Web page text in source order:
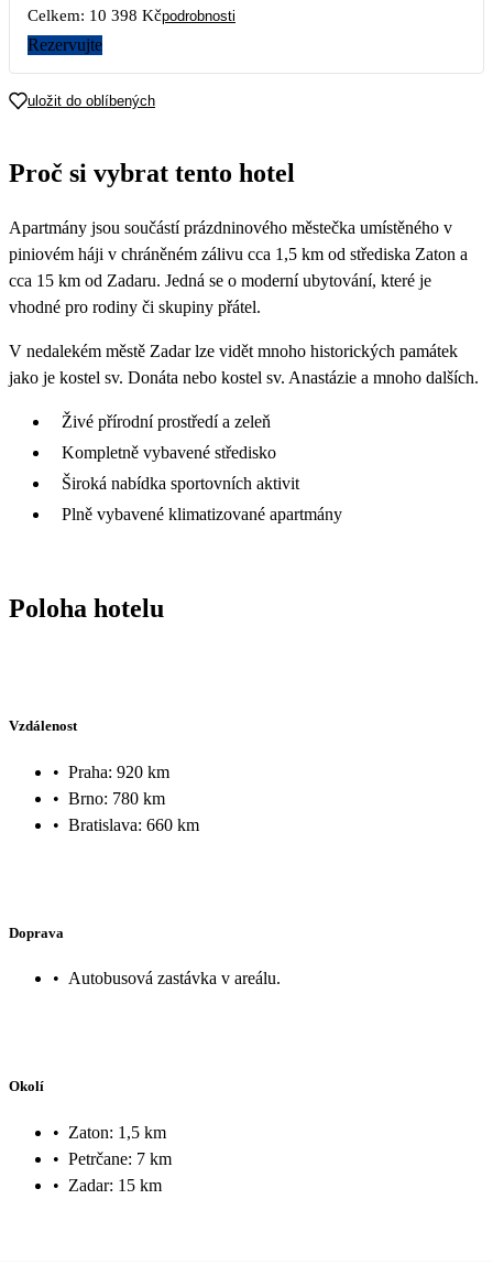
5 199 5 199 5 199
12
5 399 5 399 5 199 5 199
19 20
26 27 28 29
Celkem: 10 398 Kčpodrobnosti
Rezervujte
uložit do oblíbených
Proč si vybrat tento hotel
Apartmány jsou součástí prázdninového městečka umístěného v
piniovém háji v chráněném zálivu cca 1,5 km od střediska Zaton a
cca 15 km od Zadaru. Jedná se o moderní ubytování, které je
vhodné pro rodiny či skupiny přátel.
V nedalekém městě Zadar lze vidět mnoho historických památek
jako je kostel sv. Donáta nebo kostel sv. Anastázie a mnoho dalších.
Živé přírodní prostředí a zeleň
Kompletně vybavené středisko
Široká nabídka sportovních aktivit
Plně vybavené klimatizované apartmány
Poloha hotelu
Vzdálenost
• Praha: 920 km
• Brno: 780 km
• Bratislava: 660 km
Doprava
• Autobusová zastávka v areálu.
Okolí
• Zaton: 1,5 km
• Petrčane: 7 km
• Zadar: 15 km